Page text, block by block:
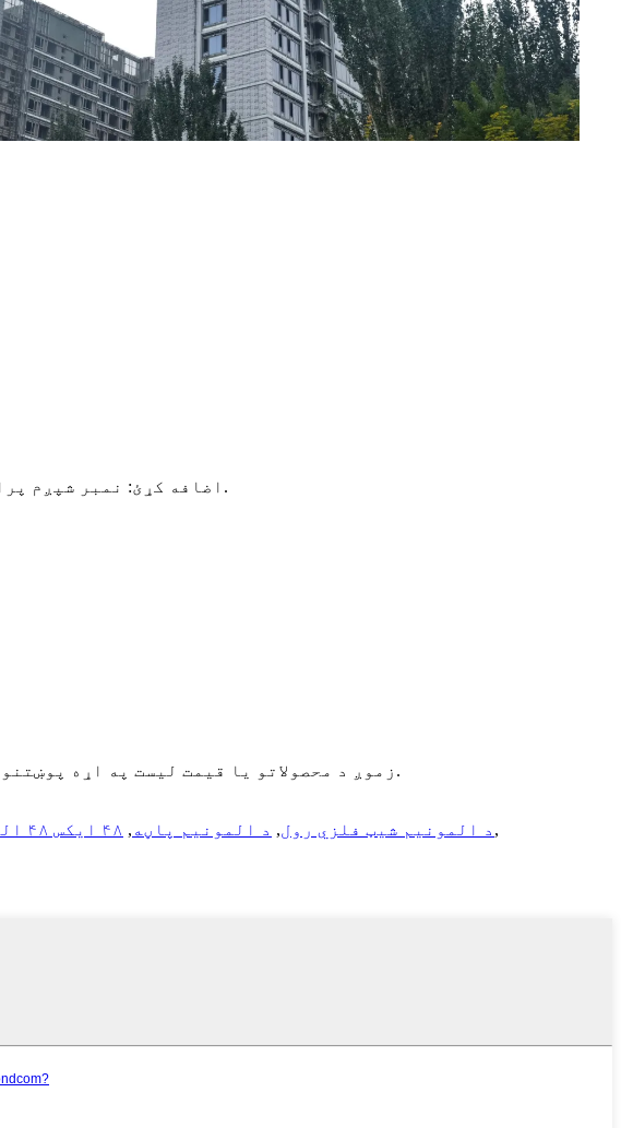
اضافه کړئ: نمبر شپږم پراختیایي سړک، د اقتصادي پراختیا زون، چانګ شینګ کاونټي، هوژو ښار، ژیجیانګ ولایت، چین.
زموږ د محصولاتو یا قیمت لیست په اړه پوښتنو لپاره ، مهرباني وکړئ خپل بریښنالیک موږ ته پریږدئ او موږ به په 24 ساعتونو کې اړیکه ونیسو.
د المونیم شیټ فلزي رول, د المونیم پاڼه , ۴۸ ایکس ۴۸ المونیم پاڼه ,